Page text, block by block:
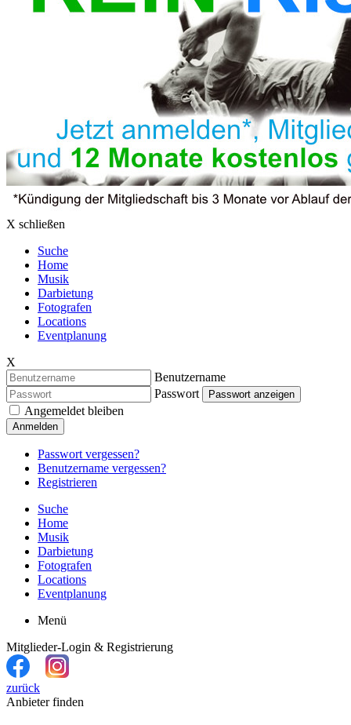
X schließen
Suche
Home
Musik
Darbietung
Fotografen
Locations
Eventplanung
X
Benutzername
Passwort
Passwort anzeigen
Angemeldet bleiben
Anmelden
Passwort vergessen?
Benutzername vergessen?
Registrieren
Suche
Home
Musik
Darbietung
Fotografen
Locations
Eventplanung
Menü
Mitglieder-Login & Registrierung
zurück
Anbieter finden